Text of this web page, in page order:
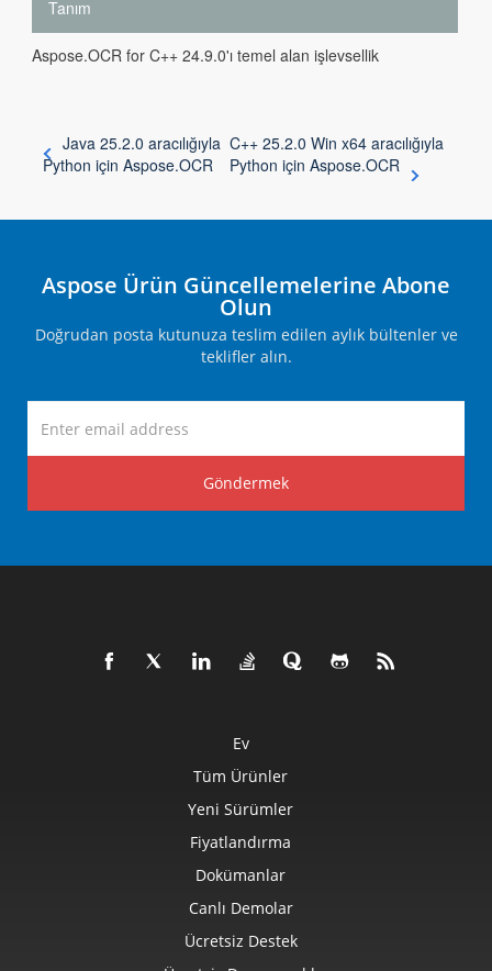
Tanım
Aspose.OCR for C++ 24.9.0'ı temel alan işlevsellik
Java 25.2.0 aracılığıyla
Python için Aspose.OCR
C++ 25.2.0 Win x64 aracılığıyla
Python için Aspose.OCR
Aspose Ürün Güncellemelerine Abone
Olun
Doğrudan posta kutunuza teslim edilen aylık bültenler ve
teklifler alın.
Göndermek
Ev
Tüm Ürünler
Yeni Sürümler
Fiyatlandırma
Dokümanlar
Canlı Demolar
Ücretsiz Destek